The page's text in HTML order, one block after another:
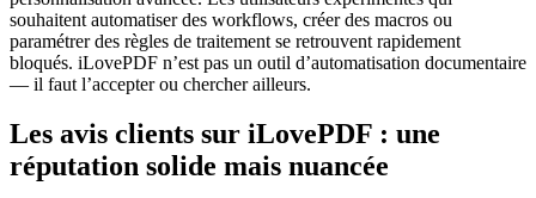
souhaitent automatiser des workflows, créer des macros ou
paramétrer des règles de traitement se retrouvent rapidement
bloqués. iLovePDF n’est pas un outil d’automatisation documentaire
— il faut l’accepter ou chercher ailleurs.
Les avis clients sur iLovePDF : une
réputation solide mais nuancée